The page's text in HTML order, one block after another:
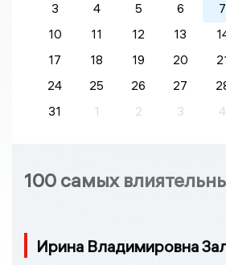
3
4 5 6 7
10
11 12 13
17
18 19 20
24
25 26 27
31
1 2 3 4
100 самых
Ирина Владимировна